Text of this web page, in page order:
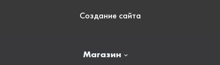
Магазин
Создание сайта